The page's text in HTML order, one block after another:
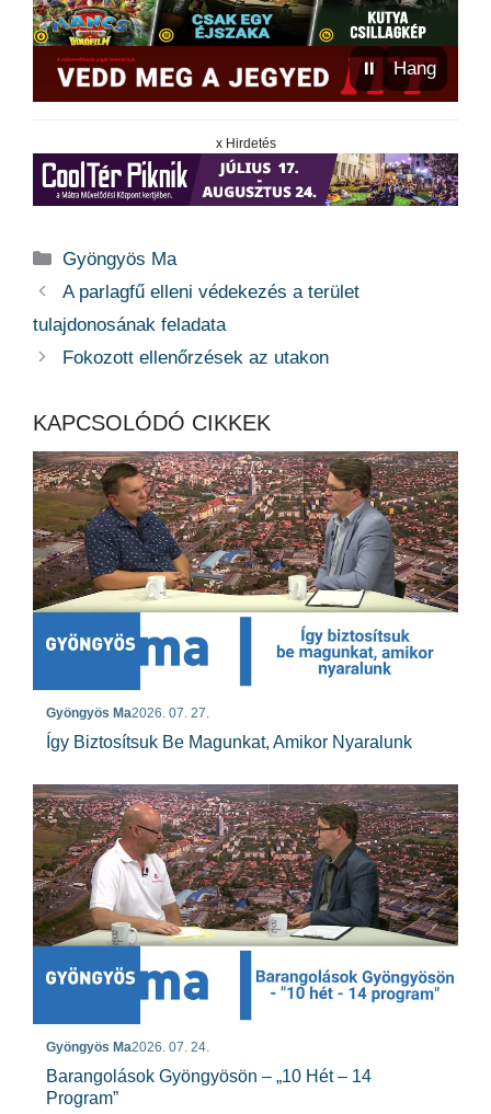
⏸ Hang
x Hirdetés
Kategória
Gyöngyös Ma
A parlagfű elleni védekezés a terület
tulajdonosának feladata
Fokozott ellenőrzések az utakon
KAPCSOLÓDÓ CIKKEK
Gyöngyös Ma2026. 07. 27.
Így Biztosítsuk Be Magunkat, Amikor Nyaralunk
Gyöngyös Ma2026. 07. 24.
Barangolások Gyöngyösön – „10 Hét – 14
Program”